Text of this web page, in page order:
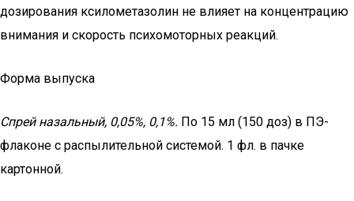
дозирования ксилометазолин не влияет на концентрацию
внимания и скорость психомоторных реакций.
Форма выпуска
Спрей назальный, 0,05%, 0,1%. По 15 мл (150 доз) в ПЭ-
флаконе с распылительной системой. 1 фл. в пачке
картонной.